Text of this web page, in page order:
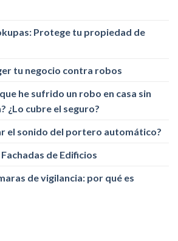
Protege tu propiedad de
tu negocio contra robos
he sufrido un robo en casa sin
¿Lo cubre el seguro?
el sonido del portero automático?
de Edificios
de vigilancia: por qué es